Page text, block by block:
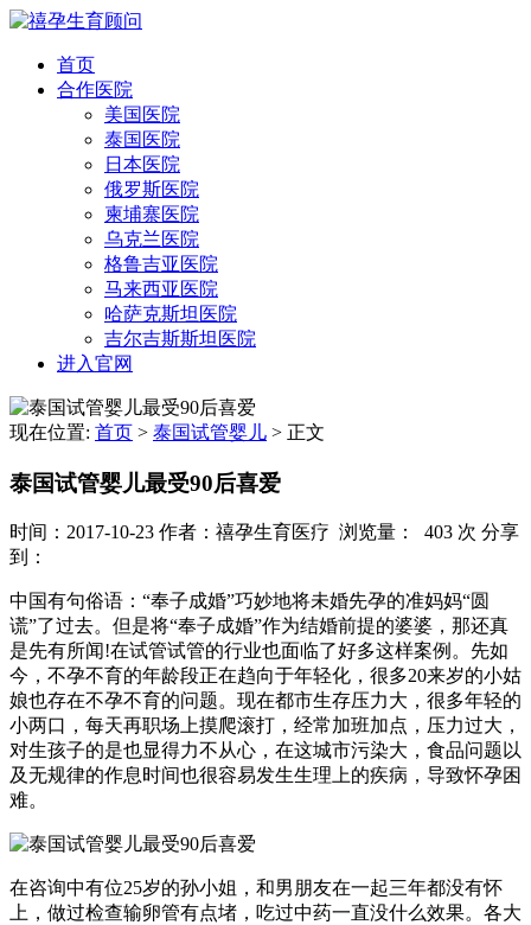
首页
合作医院
美国医院
泰国医院
日本医院
俄罗斯医院
柬埔寨医院
乌克兰医院
格鲁吉亚医院
马来西亚医院
哈萨克斯坦医院
吉尔吉斯斯坦医院
进入官网
现在位置: 首页 > 泰国试管婴儿 > 正文
泰国试管婴儿最受90后喜爱
时间：2017-10-23 作者：禧孕生育医疗 浏览量： 403 次 分享
到：
中国有句俗语：“奉子成婚”巧妙地将未婚先孕的准妈妈“圆
谎”了过去。但是将“奉子成婚”作为结婚前提的婆婆，那还真
是先有所闻!在试管试管的行业也面临了好多这样案例。先如
今，不孕不育的年龄段正在趋向于年轻化，很多20来岁的小姑
娘也存在不孕不育的问题。现在都市生存压力大，很多年轻的
小两口，每天再职场上摸爬滚打，经常加班加点，压力过大，
对生孩子的是也显得力不从心，在这城市污染大，食品问题以
及无规律的作息时间也很容易发生生理上的疾病，导致怀孕困
难。
在咨询中有位25岁的孙小姐，和男朋友在一起三年都没有怀
上，做过检查输卵管有点堵，吃过中药一直没什么效果。各大